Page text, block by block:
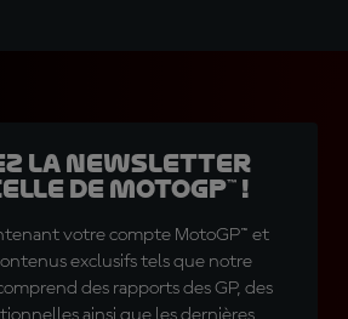
la Newsletter
de MotoGP™ !
votre compte MotoGP™ et
exclusifs tels que notre
des rapports des GP, des